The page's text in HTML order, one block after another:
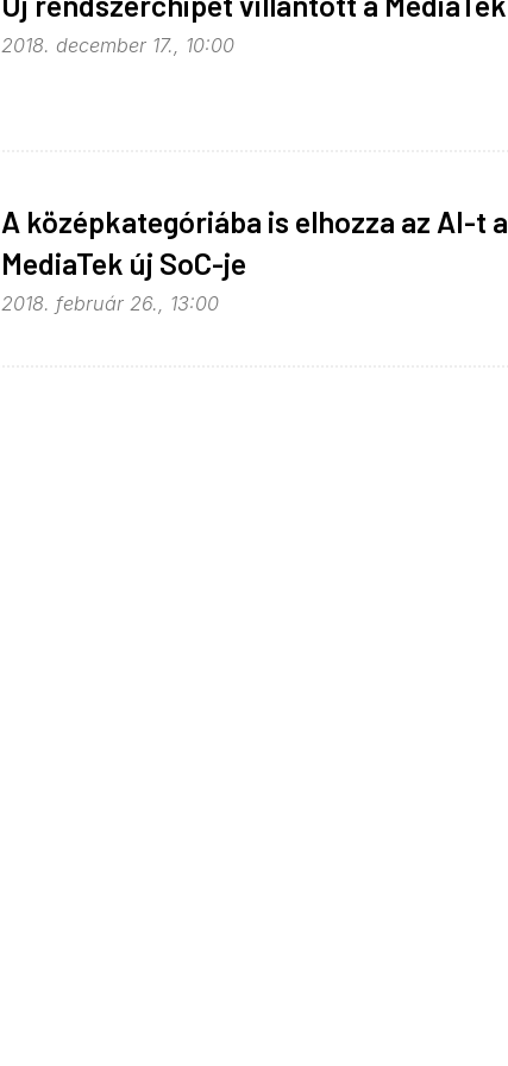
2018. december 17., 10:00
A középkategóriába is elhozza az AI-t a
MediaTek új SoC-je
2018. február 26., 13:00